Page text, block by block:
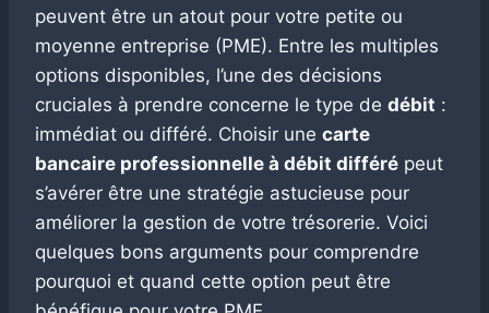
peuvent être un atout pour votre petite ou
moyenne entreprise (PME). Entre les multiples
options disponibles, l’une des décisions
cruciales à prendre concerne le type de débit :
immédiat ou différé. Choisir une carte
bancaire professionnelle à débit différé peut
s’avérer être une stratégie astucieuse pour
améliorer la gestion de votre trésorerie. Voici
quelques bons arguments pour comprendre
pourquoi et quand cette option peut être